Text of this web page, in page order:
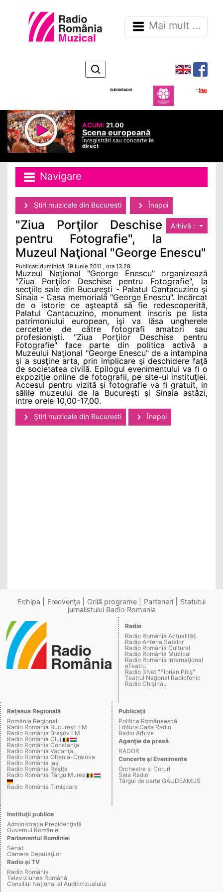
Mai mult ...
ACUM: 21.00
Scena europeană
Înregistrări sau concerteîn
direct
Navigare
Ştiri muzicale din Bucuresti Înapoi
Arhivă :
"Ziua Porţilor Deschise
pentru Fotografie", la
Muzeul Naţional "George Enescu"
Publicat: duminică, 19 Iunie 2011 , ora 13.28
Muzeul Naţional "George Enescu" organizează
"Ziua Porţilor Deschise pentru Fotografie", la
secţiile sale din Bucureşti - Palatul Cantacuzino şi
Sinaia - Casa memorială "George Enescu". Incărcat
de o istorie ce aşteaptă să fie redescoperită,
Palatul Cantacuzino, monument inscris pe lista
patrimoniului european, işi va lăsa ungherele
cercetate de către fotografi amatori sau
profesionişti. "Ziua Porţilor Deschise pentru
Fotografie" face parte din politica activă a
Muzeului Naţional "George Enescu" de a intampina
şi a susţine arta, prin implicare şi deschidere faţă
de societatea civilă. Epilogul evenimentului va fi o
expoziţie online de fotografii, pe site-ul instituţiei.
Accesul pentru vizită şi fotografie va fi gratuit, in
sălile muzeului de la Bucureşti şi Sinaia astăzi,
intre orele 10,00-17,00.
Ştiri muzicale din Bucuresti Înapoi
Echipa Frecvenţe Grilă programe Parteneri
Statutul
jurnalistului Radio Romania
Radio
Radio România Actualităţi
Radio Antena Satelor
Radio România Cultural
Radio România Muzical
Radio România Internaţional
eTeatru
Radio 3Net "Florian Pitiş"
Teatrul Naţional Radiofonic
Radio Chişinău
Reţeaua Regională
România Regional
Radio România Bucureşti FM
Radio România Braşov FM
Radio România Cluj
Radio România Constanţa
Radio România Vacanţa
Radio România Oltenia-Craiova
Radio România Iaşi
Radio România Reşiţa
Radio România Târgu Mureş
Radio România Timişoara
Publicaţii
Politica Românească
Editura Casa Radio
Radio Arhive
Agenţie de presă
RADOR
Concerte şi Evenimente
Orchestre şi Coruri
Sala Radio
Târgul de carte GAUDEAMUS
Instituţii publice
Administraţia Prezidenţială
Guvernul României
Parlamentul României
Senat
Camera Deputaţilor
Radio şi TV
Radio România
Televiziunea Română
Consiliul Naţional al Audiovizualului